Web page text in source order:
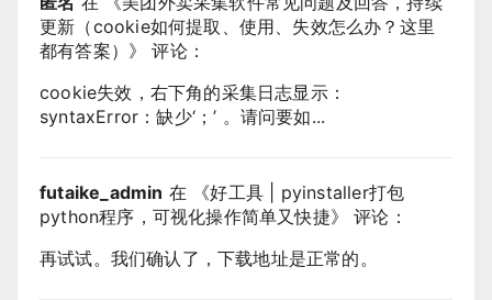
更新（cookie如何提取、使用、失效怎么办？这里
都有答案） 》 评论：
cookie失效，右下角的采集日志显示：
syntaxError：缺少‘；’ 。请问要如...
futaike_admin 在 《好工具 | pyinstaller打包
python程序，可视化操作简单又快捷》 评论：
再试试。我们确认了，下载地址是正常的。